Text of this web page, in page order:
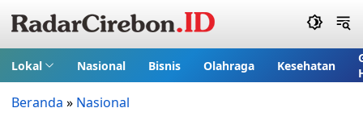
Lokal Nasional Bisnis Olahraga Kesehatan
Beranda » Nasional